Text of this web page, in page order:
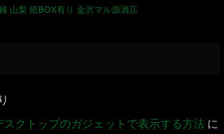
山梨 紙BOX有り 金沢マル源酒店
スクトップのガジェットで表示する方法 に